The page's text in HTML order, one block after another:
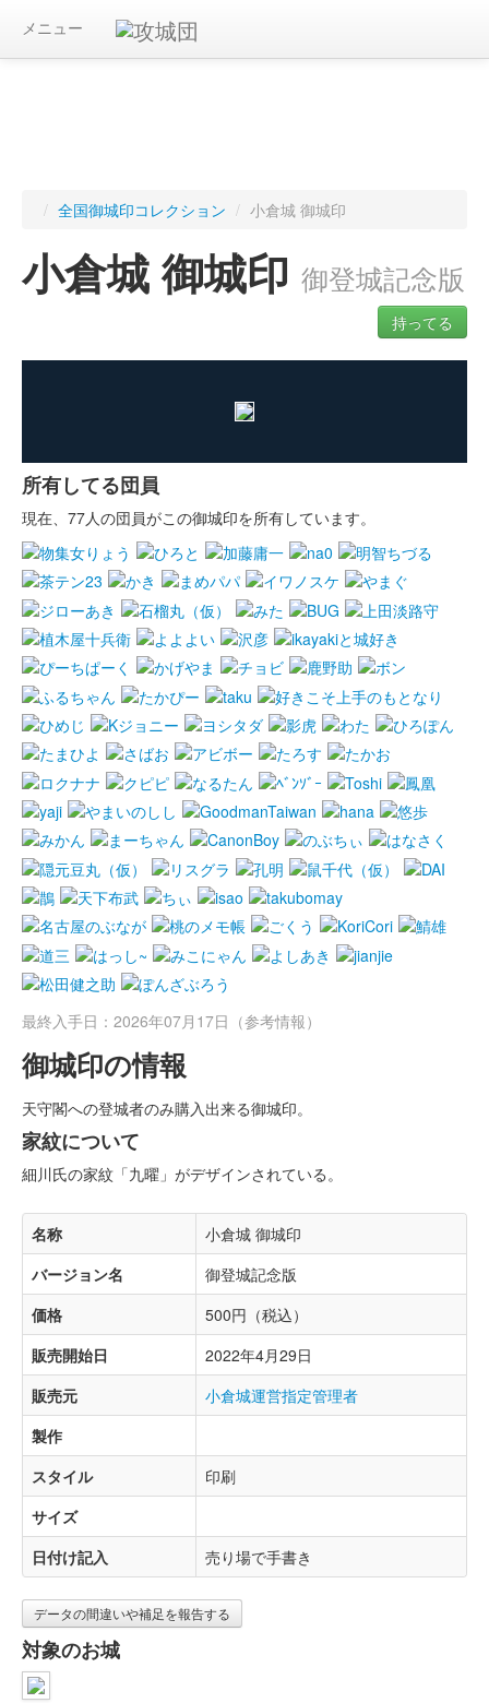
メニュー
/ 全国御城印コレクション / 小倉城 御城印
小倉城 御城印 御登城記念版
持ってる
所有してる団員
現在、77人の団員がこの御城印を所有しています。
最終入手日：2026年07月17日（参考情報）
御城印の情報
天守閣への登城者のみ購入出来る御城印。
家紋について
細川氏の家紋「九曜」がデザインされている。
名称
小倉城 御城印
バージョン名
御登城記念版
価格
500円（税込）
販売開始日
2022年4月29日
販売元
小倉城運営指定管理者
製作
スタイル
印刷
サイズ
日付け記入
売り場で手書き
データの間違いや補足を報告する
対象のお城